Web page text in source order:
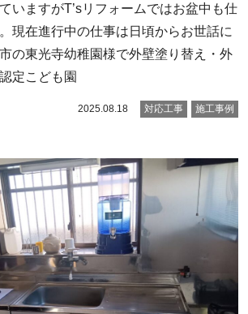
いますがT’sリフォームではお盆中も仕
現在進行中の仕事は日頃からお世話に
の東光寺幼稚園様で外壁塗り替え・外
定こども園
2025.08.18 対応工事 施工事例